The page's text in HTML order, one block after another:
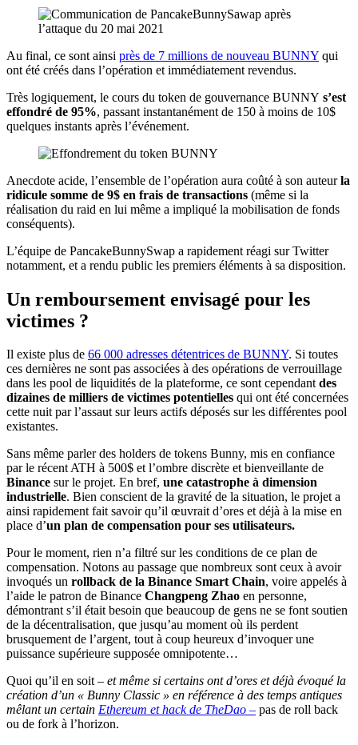
Au final, ce sont ainsi près de 7 millions de nouveau BUNNY qui
ont été créés dans l’opération et immédiatement revendus.
Très logiquement, le cours du token de gouvernance BUNNY s’est
effondré de 95%, passant instantanément de 150 à moins de 10$
quelques instants après l’événement.
Anecdote acide, l’ensemble de l’opération aura coûté à son auteurla
ridicule somme de 9$ en frais de transactions (même si la
réalisation du raid en lui même a impliqué la mobilisation de fonds
conséquents).
L’équipe de PancakeBunnySwap a rapidement réagi sur Twitter
notamment, et a rendu public les premiers éléments à sa disposition.
Un remboursement envisagé pour les
victimes ?
Il existe plus de 66 000 adresses détentrices de BUNNY. Si toutes
ces dernières ne sont pas associées à des opérations de verrouillage
dans les pool de liquidités de la plateforme, ce sont cependantdes
dizaines de milliers de victimes potentielles qui ont été concernées
cette nuit par l’assaut sur leurs actifs déposés sur les différentes pool
existantes.
Sans même parler des holders de tokens Bunny, mis en confiance
par le récent ATH à 500$ et l’ombre discrète et bienveillante de
Binance sur le projet. En bref, une catastrophe à dimension
industrielle. Bien conscient de la gravité de la situation, le projet a
ainsi rapidement fait savoir qu’il œuvrait d’ores et déjà à la mise en
place d’un plan de compensation pour ses utilisateurs.
Pour le moment, rien n’a filtré sur les conditions de ce plan de
compensation. Notons au passage que nombreux sont ceux à avoir
invoqués un rollback de la Binance Smart Chain, voire appelés à
l’aide le patron de Binance Changpeng Zhao en personne,
démontrant s’il était besoin que beaucoup de gens ne se font soutien
de la décentralisation, que jusqu’au moment où ils perdent
brusquement de l’argent, tout à coup heureux d’invoquer une
puissance supérieure supposée omnipotente…
Quoi qu’il en soit – et même si certains ont d’ores et déjà évoqué la
création d’un « Bunny Classic » en référence à des temps antiques
mêlant un certain Ethereum et hack de TheDao – pas de roll back
ou de fork à l’horizon.